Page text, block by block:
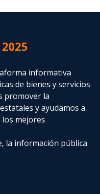
2025
informativa
de bienes y servicios
promover la
y ayudamos a
mejores
la información pública